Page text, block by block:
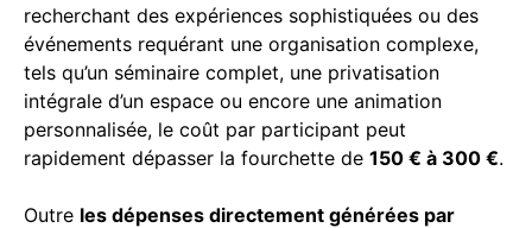
recherchant des expériences sophistiquées ou des
événements requérant une organisation complexe,
tels qu’un séminaire complet, une privatisation
intégrale d’un espace ou encore une animation
personnalisée, le coût par participant peut
rapidement dépasser la fourchette de 150 € à 300 €.
Outre les dépenses directement générées par